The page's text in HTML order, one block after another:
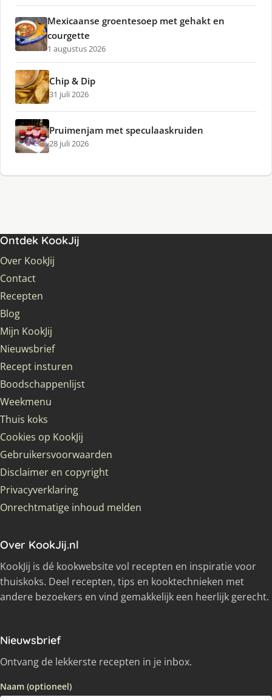
Mexicaanse groentesoep met gehakt en
courgette
1 augustus 2026
Chip & Dip
31 juli 2026
Pruimenjam met speculaaskruiden
28 juli 2026
Ontdek KookJij
Over KookJij
Contact
Recepten
Blog
Mijn KookJij
Nieuwsbrief
Recept insturen
Boodschappenlijst
Weekmenu
Thuis koks
Cookies op KookJij
Gebruikersvoorwaarden
Disclaimer en copyright
Privacyverklaring
Onrechtmatige inhoud melden
Over KookJij.nl
KookJij is dé kookwebsite vol recepten en inspiratie voor
thuiskoks. Deel recepten, tips en kooktechnieken met
andere bezoekers en vind gemakkelijk een heerlijk gerecht.
Nieuwsbrief
Ontvang de lekkerste recepten in je inbox.
Naam (optioneel)